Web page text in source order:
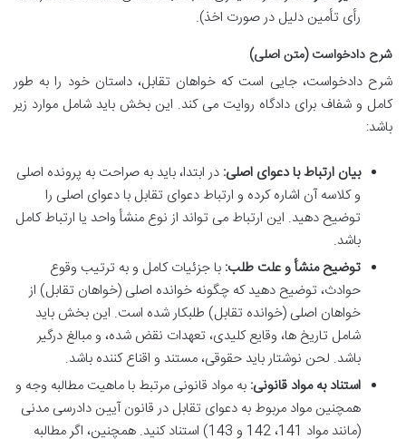
رأی تأمین دلیل در صورت اخذ).
شرح دادخواست (متن اصلی)
شرح دادخواست، جایی است که خواهان تقابل، داستان خود را به طور
کامل و شفاف برای دادگاه روایت می کند. این بخش باید شامل موارد زیر
باشد:
بیان ارتباط با دعوای اصلی: در ابتدا، باید به صراحت به پرونده اصلی
و کلاسه آن اشاره کرده و ارتباط دعوای تقابل با دعوای اصلی را
توضیح دهید. این ارتباط می تواند از نوع منشأ واحد یا ارتباط کامل
باشد.
توضیح منشأ و علت طلب: با جزئیات کامل و به ترتیب وقوع
حوادث، توضیح دهید که چگونه خوانده اصلی (خواهان تقابل) از
خواهان اصلی (خوانده تقابل) طلبکار شده است. این بخش باید
شامل تاریخ ها، وقایع کلیدی، تعهدات نقض شده، و مبالغ درگیر
باشد. لحن نوشتار باید حقوقی، مستند و اقناع کننده باشد.
استناد به مواد قانونی: به مواد قانونی مرتبط با ماهیت مطالبه وجه و
همچنین مواد مربوط به دعوای تقابل در قانون آیین دادرسی مدنی
(مانند مواد 141، 142 و 143) استناد کنید. همچنین، اگر مطالبه